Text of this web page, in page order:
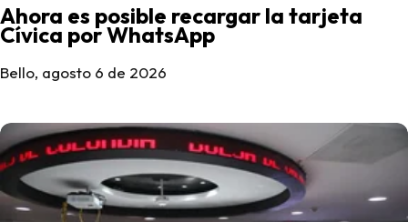
Ahora es posible recargar la tarjeta
Cívica por WhatsApp
Bello, agosto 6 de 2026